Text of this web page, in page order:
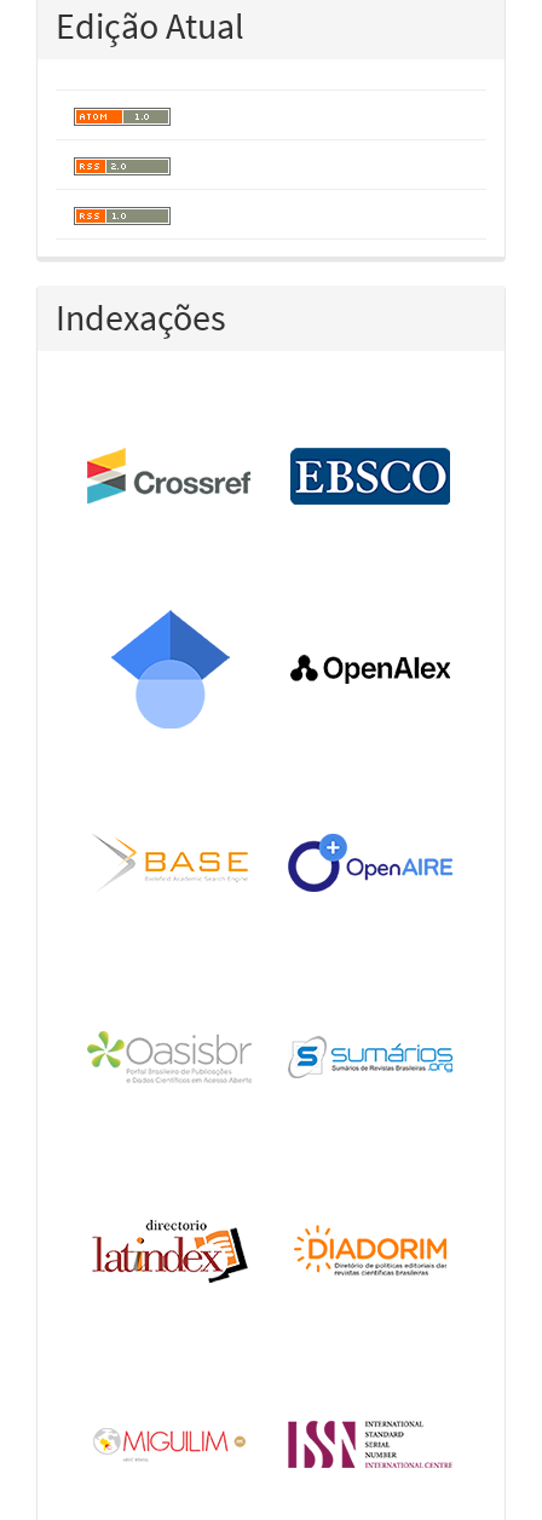
Edição Atual
Indexações